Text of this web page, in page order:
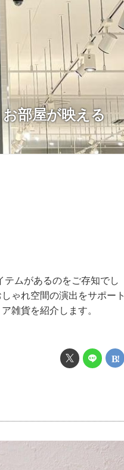
部屋が映える
ムがあるのをご存知でし
ゃれ空間の演出をサポート
雑貨を紹介します。